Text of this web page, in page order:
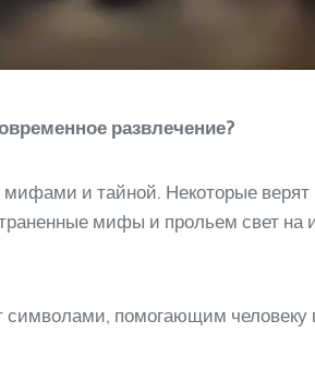
развлечение?
и тайной. Некоторые
мифы и прольем свет на
помогающим человеку